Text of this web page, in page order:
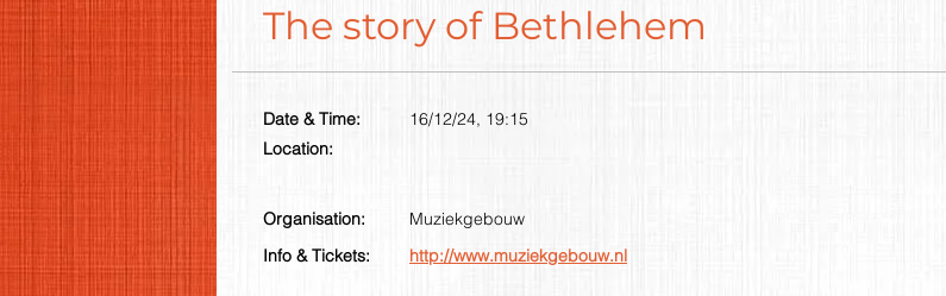
The story of Bethlehem
Date & Time:
Location:
16/12/24, 19:15
Organisation:
Info & Tickets:
Muziekgebouw
http://www.muziekgebouw.nl